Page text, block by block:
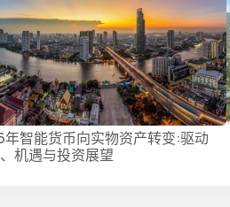
年智能货币向实物资产转变:驱动
机遇与投资展望